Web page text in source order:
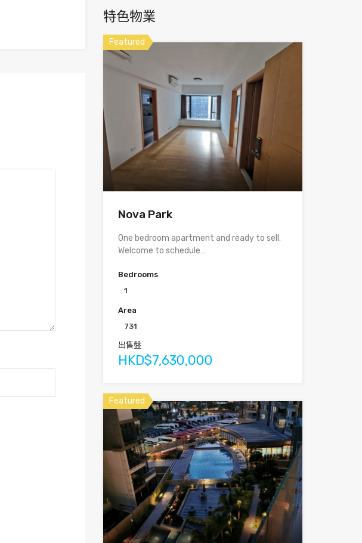
特色物業
Featured
Nova Park
One bedroom apartment and ready to sell.
Welcome to schedule…
Bedrooms
1
Area
731
出售盤
HKD$7,630,000
Featured